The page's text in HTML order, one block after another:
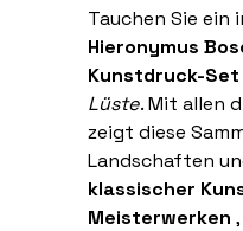
Tauchen Sie ein
Hieronymus
Kunstdruck-Set
Lüste. Mit allen
zeigt diese
Landschaften
klassischer
Meisterwerken